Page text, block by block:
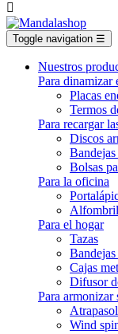

Toggle navigation ☰
Nuestros
Para dinamizar
Placas
Termos
Para recargar
Discos
Bolsas
Para la oficina
Para el hogar
Tazas
Cajas
Difusor
Para
Wind